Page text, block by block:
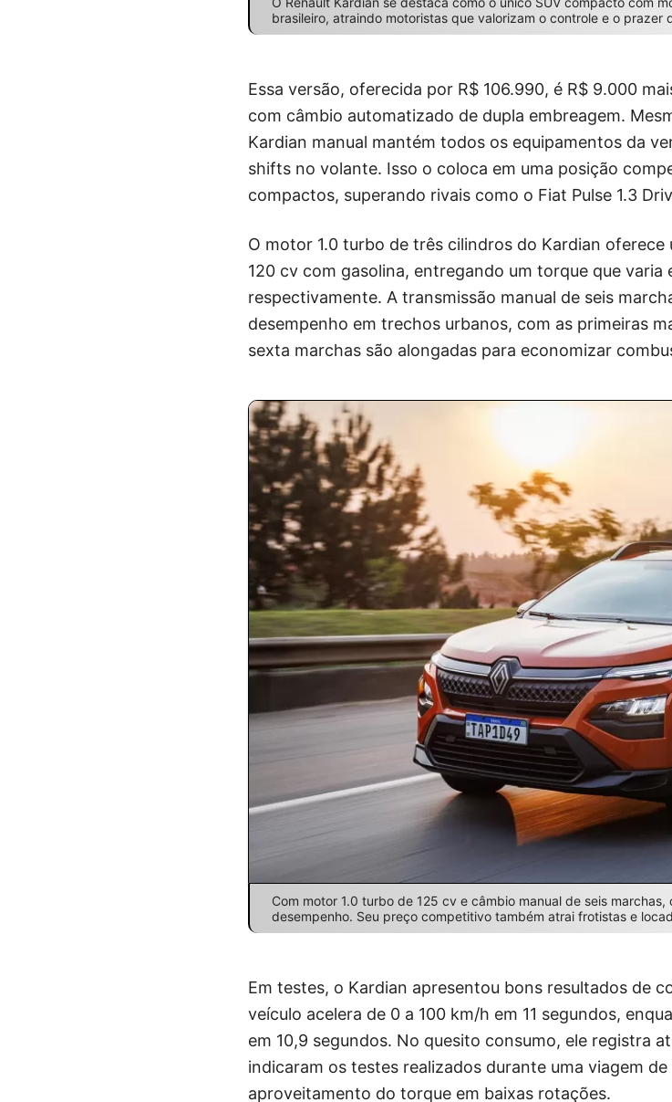
brasileiro, atraindo motoristas que valorizam o controle e o prazer
Essa versão, oferecida por R$ 106.990, é R$ 9.000
com câmbio automatizado de dupla embreagem.
Kardian manual mantém todos os equipamentos da
shifts no volante. Isso o coloca em uma posição
compactos, superando rivais como o Fiat Pulse 1.3
O motor 1.0 turbo de três cilindros do Kardian
120 cv com gasolina, entregando um torque que
respectivamente. A transmissão manual de seis
desempenho em trechos urbanos, com as primeiras
sexta marchas são alongadas para economizar
Com motor 1.0 turbo de 125 cv e câmbio manual de seis
desempenho. Seu preço competitivo também atrai frotistas e
Em testes, o Kardian apresentou bons resultados de
veículo acelera de 0 a 100 km/h em 11 segundos,
em 10,9 segundos. No quesito consumo, ele registra
indicaram os testes realizados durante uma viagem
aproveitamento do torque em baixas rotações.